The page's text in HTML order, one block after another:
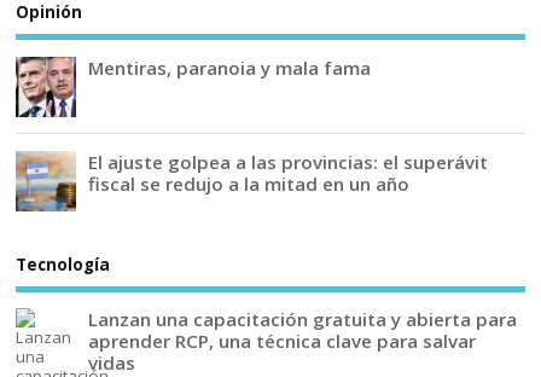
Opinión
Mentiras, paranoia y mala fama
El ajuste golpea a las provincias: el superávit
fiscal se redujo a la mitad en un año
Tecnología
Lanzan una capacitación gratuita y abierta para
aprender RCP, una técnica clave para salvar
vidas